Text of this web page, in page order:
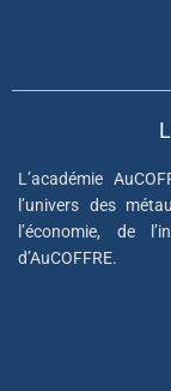
L’académie
l’univers des
l’économie, de
d’AuCOFFRE.